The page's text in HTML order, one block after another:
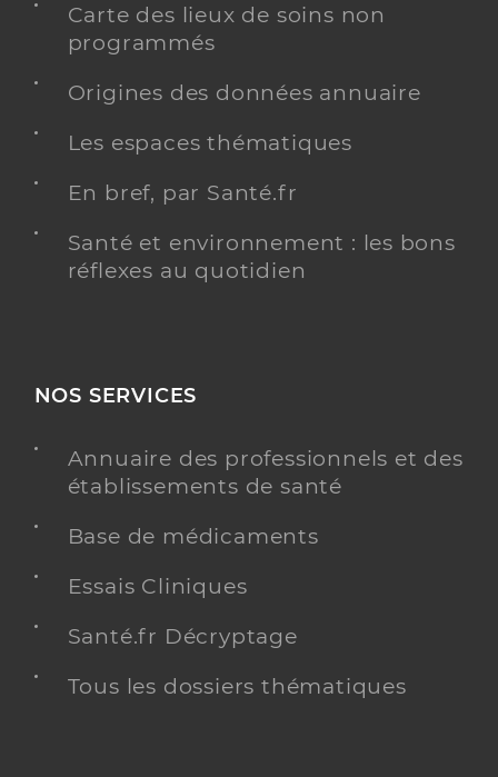
Carte des lieux de soins non
programmés
Origines des données annuaire
Les espaces thématiques
En bref, par Santé.fr
Santé et environnement : les bons
réflexes au quotidien
NOS SERVICES
Annuaire des professionnels et des
établissements de santé
Base de médicaments
Essais Cliniques
Santé.fr Décryptage
Tous les dossiers thématiques